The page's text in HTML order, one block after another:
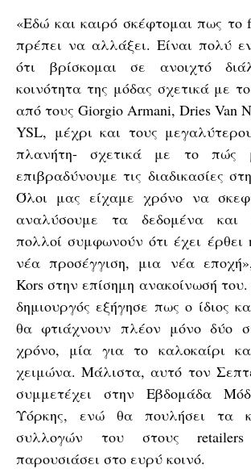
«Εδώ και καιρό σκέφτομαι πως το
πρέπει να αλλάξει. Είναι πολύ
ότι βρίσκομαι σε ανοιχτό
κοινότητα της μόδας σχετικά με
από τους Giorgio Armani, Dries Van
YSL, μέχρι και τους
πλανήτη- σχετικά με το πώς
επιβραδύνουμε τις διαδικασίες
Όλοι μας είχαμε χρόνο να
αναλύσουμε τα δεδομένα και
πολλοί συμφωνούν ότι έχει
νέα προσέγγιση, μια νέα
Kors στην επίσημη ανακοίνωσή
δημιουργός εξήγησε πως ο ίδιος
θα φτιάχνουν πλέον μόνο δύο
χρόνο, μία για το καλοκαίρι
χειμώνα. Μάλιστα, αυτό τον
συμμετέχει στην Εβδομάδα
Υόρκης, ενώ θα πουλήσει τα
συλλογών του στους
παρουσιάσει στο ευρύ κοινό.